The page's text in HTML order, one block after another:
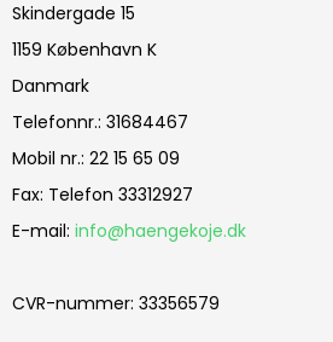
Skindergade 15
1159 København K
Danmark
Telefonnr.: 31684467
Mobil nr.: 22 15 65 09
Fax: Telefon 33312927
E-mail: info@haengekoje.dk
CVR-nummer: 33356579